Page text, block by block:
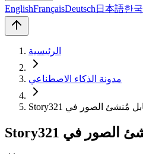
EnglishFrançaisDeutsch 日本語한
الرئيسية
مدونة الذكاء الاصطناعي